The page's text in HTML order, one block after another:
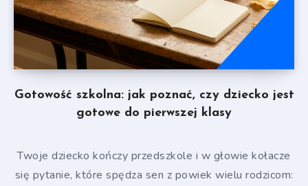
Gotowość szkolna: jak poznać, czy dziecko jest
gotowe do pierwszej klasy
Twoje dziecko kończy przedszkole i w głowie kołacze
się pytanie, które spędza sen z powiek wielu rodzicom: